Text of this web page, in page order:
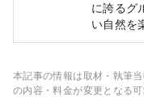
に誇るグ
い自然を
（日本最
通の要衝
た。これ
本記事の情報は取材・執筆
の内容・料金が変更となる